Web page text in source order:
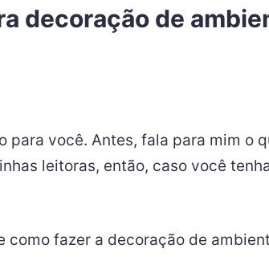
decoração de
você. Antes, fala para mim o
leitoras, então, caso você
fazer a decoração de